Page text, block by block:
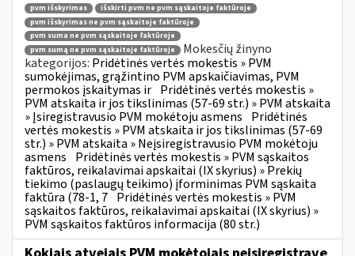
pvm išskyrimas
išskirti pvm ne pvm sąskaitoje faktūroje
pvm išskyrimas ne pvm sąskaitoje faktūroje
pvm suma ne pvm sąskaitoje faktūroje
pvm sumą ne pvm sąskaitoje faktūroje
Mokesčių žinyno
kategorijos: Pridėtinės vertės mokestis » PVM
sumokėjimas, grąžintino PVM apskaičiavimas, PVM
permokos įskaitymas ir Pridėtinės vertės mokestis »
PVM atskaita ir jos tikslinimas (57-69 str.) » PVM atskaita
» Įsiregistravusio PVM mokėtoju asmens Pridėtinės
vertės mokestis » PVM atskaita ir jos tikslinimas (57-69
str.) » PVM atskaita » Neįsiregistravusio PVM mokėtoju
asmens Pridėtinės vertės mokestis » PVM sąskaitos
faktūros, reikalavimai apskaitai (IX skyrius) » Prekių
tiekimo (paslaugų teikimo) įforminimas PVM sąskaita
faktūra (78-1, 7 Pridėtinės vertės mokestis » PVM
sąskaitos faktūros, reikalavimai apskaitai (IX skyrius) »
PVM sąskaitos faktūros informacija (80 str.)